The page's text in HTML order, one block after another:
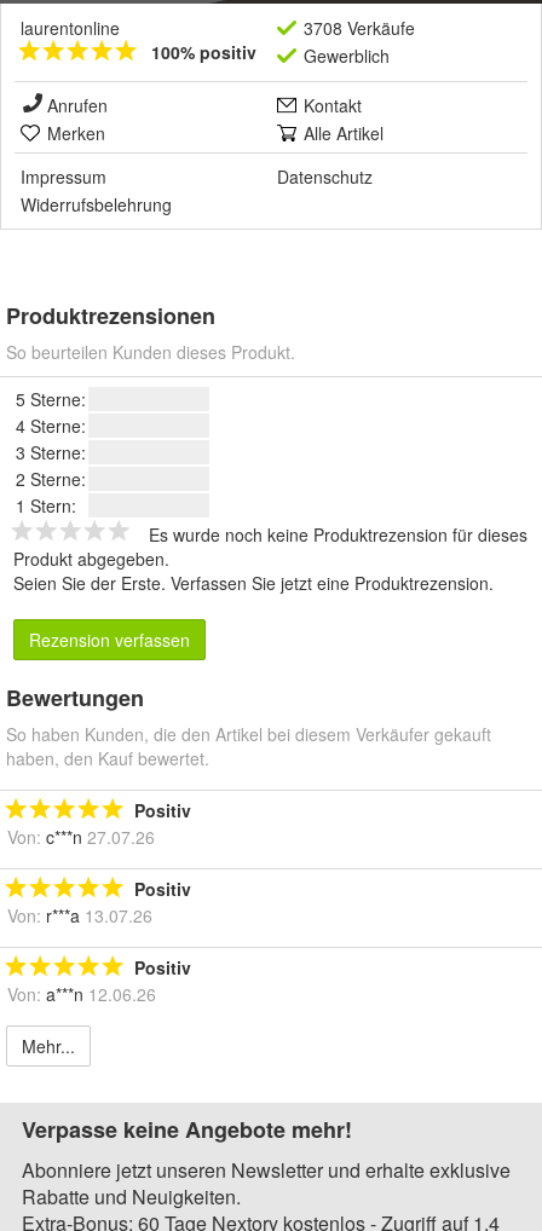
laurentonline
100% positiv
3708 Verkäufe
Gewerblich
Anrufen
Kontakt
Merken
Alle Artikel
Impressum
Datenschutz
Widerrufsbelehrung
Produktrezensionen
So beurteilen Kunden dieses Produkt.
5 Sterne:
4 Sterne:
3 Sterne:
2 Sterne:
1 Stern:
Es wurde noch keine Produktrezension für dieses
Produkt abgegeben.
Seien Sie der Erste. Verfassen Sie jetzt eine Produktrezension.
Rezension verfassen
Bewertungen
So haben Kunden, die den Artikel bei diesem Verkäufer gekauft
haben, den Kauf bewertet.
Positiv
Von: c***n 27.07.26
Positiv
Von: r***a 13.07.26
Positiv
Von: a***n 12.06.26
Mehr...
Verpasse keine Angebote mehr!
Abonniere jetzt unseren Newsletter und erhalte exklusive
Rabatte und Neuigkeiten.
Extra-Bonus: 60 Tage Nextory kostenlos - Zugriff auf 1,4